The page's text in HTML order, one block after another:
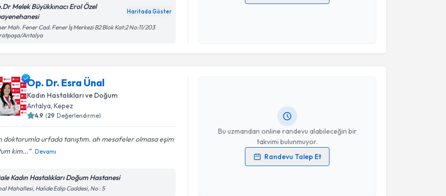
Melek Büyükkınacı Erol Özel
Haritada Göster
Mah. Fener Cad. Fener İş Merkezi B2 Blok Kat:2 No:11/203
Antalya
Kişisel verilerimin işlenmesine ilişkinAydınlatma Metni
Takvim Talebini Gönder
Op. Dr. Esra Ünal
Kadın Hastalıkları ve Doğum
Antalya , Kepez
4.9 (29 Değerlendirme)
doktorumla urfada tanıştım. ah mesafeler olmasa eşim
kim...
Devamı
Kadın Hastalıkları Doğum Hastanesi
Mahallesi, Halide Edip Caddesi, No : 5
Bu uzmandan online randevu alabileceğin bir
takvimi bulunmuyor.
Randevu Talep Et
Randevu Takvimi Talebi
Op. Dr. Esra Ünal
Kişisel verilerimin işlenmesine ilişkinAydınlatma Metni